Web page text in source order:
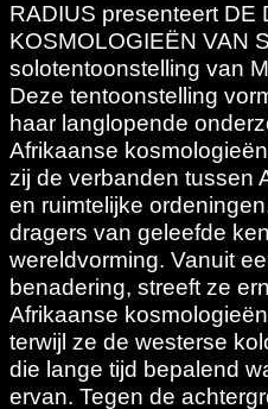
RADIUS presenteert DE
KOSMOLOGIEËN VAN
solotentoonstelling van
Deze tentoonstelling
haar langlopende
Afrikaanse
zij de verbanden tussen
en ruimtelijke
dragers van geleefde
wereldvorming. Vanuit
benadering, streeft ze
Afrikaanse
terwijl ze de westerse
die lange tijd bepalend
ervan. Tegen de